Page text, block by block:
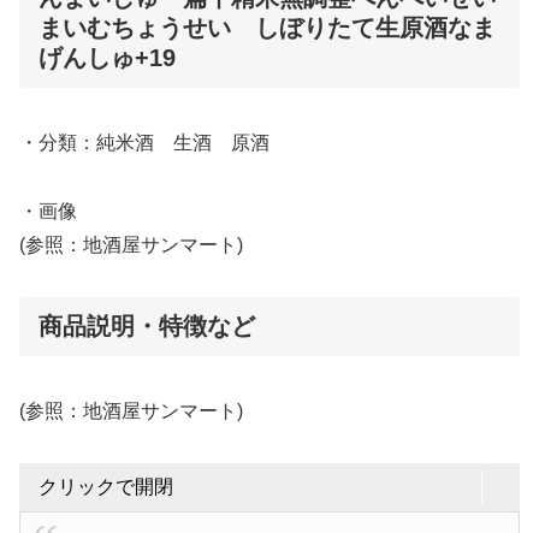
まいむちょうせい しぼりたて生原酒なま
げんしゅ+19
・分類：純米酒 生酒 原酒
・画像
(参照：地酒屋サンマート)
商品説明・特徴など
(参照：地酒屋サンマート)
クリックで開閉